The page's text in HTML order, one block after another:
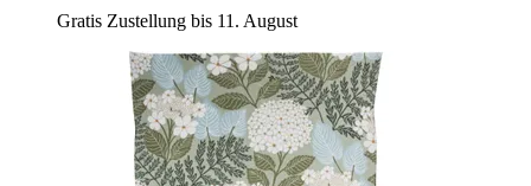
Gratis Zustellung bis 11. August